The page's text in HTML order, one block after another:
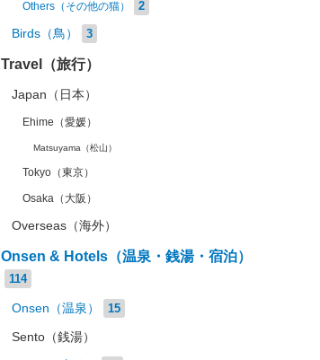
Others（その他の猫） 2
Birds（鳥） 3
Travel（旅行）
Japan（日本）
Ehime（愛媛）
Matsuyama（松山）
Tokyo（東京）
Osaka（大阪）
Overseas（海外）
Onsen & Hotels（温泉・銭湯・宿泊）
114
Onsen（温泉） 15
Sento（銭湯）